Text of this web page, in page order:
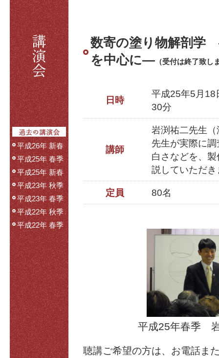
平成26年 新春
平成25年 春季
平成25年 新春
平成23年 秋季
平成23年 春季
平成22年 秋季
平成22年 春季
数寄の塗り物解剖学
を中心に— （受付は終了致し
日時
平成25年5月
30分
講師
岩渕祐二先生
先生が実際に
白さなどを、
説していただき
定員 80名
平成25年春季
聴講ご希望の方は、お電話ま